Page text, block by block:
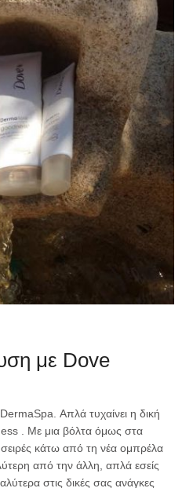
με Dove
Απλά τυχαίνει η δική
. Με μια βόλτα όμως στα
κάτω από τη νέα ομπρέλα
από την άλλη, απλά εσείς
στις δικές σας ανάγκες